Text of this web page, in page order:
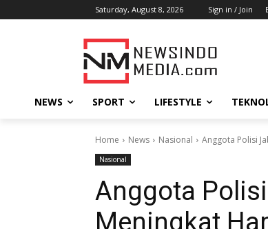
Saturday, August 8, 2026 Sign in / Join
NEWS SPORT LIFESTYLE
Home News Nasional Anggota Polisi
Nasional
Anggota
Meningkat